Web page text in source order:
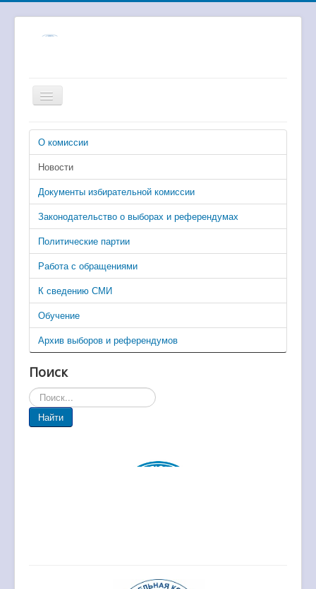
Включить/
выключить
Главная
Избирательные комиссии
Выборы и референдумы
Численность избирателей
Цифровые сервисы
О комиссии
Новости
Документы избирательной комиссии
Законодательство о выборах и референдумах
Политические партии
Работа с обращениями
К сведению СМИ
Обучение
Архив выборов и референдумов
Поиск
Искать...
Найти